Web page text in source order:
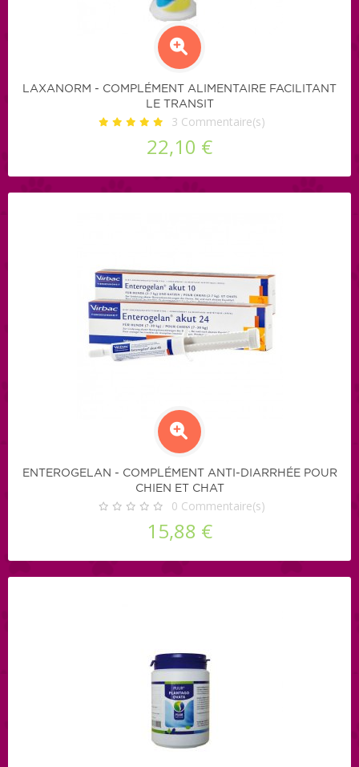
LAXANORM - COMPLÉMENT ALIMENTAIRE FACILITANT
LE TRANSIT
3 Commentaire(s)
22,10 €
ENTEROGELAN - COMPLÉMENT ANTI-DIARRHÉE POUR
CHIEN ET CHAT
0 Commentaire(s)
15,88 €